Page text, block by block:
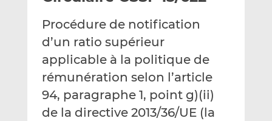
r
p
e
m
a
e
r
u
r
L
i
e
r
u
r
F
a
Procédure de notification
d’un ratio supérieur
applicable à la politique de
rémunération selon l’article
94, paragraphe 1, point g)(ii)
de la directive 2013/36/UE (la